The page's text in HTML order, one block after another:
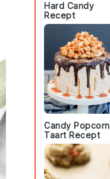
Hard Candy
Recept
Candy Popcorn
Taart Recept